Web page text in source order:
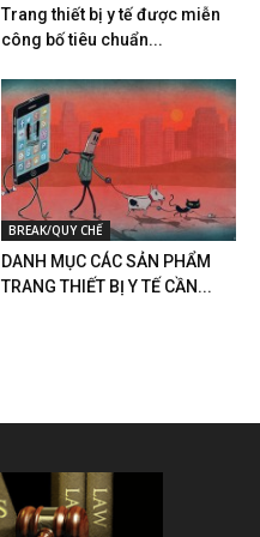
Trang thiết bị y tế được miễn
công bố tiêu chuẩn...
BREAK/QUY CHẾ
DANH MỤC CÁC SẢN PHẨM
TRANG THIẾT BỊ Y TẾ CẦN...